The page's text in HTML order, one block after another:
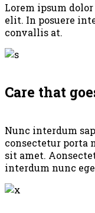
Lorem ipsum
elit. In posuere
convallis at.
Care that
Nunc interdum
consectetur porta
sit amet.
interdum nunc